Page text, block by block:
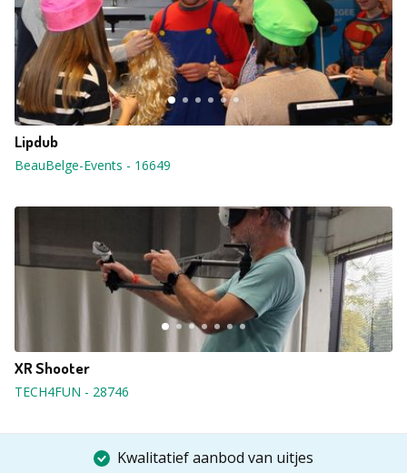
Lipdub
BeauBelge-Events - 16649
XR Shooter
TECH4FUN - 28746
Kwalitatief aanbod van uitjes